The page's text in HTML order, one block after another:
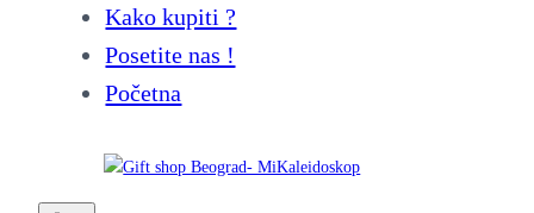
Kako kupiti ?
Posetite nas !
Početna